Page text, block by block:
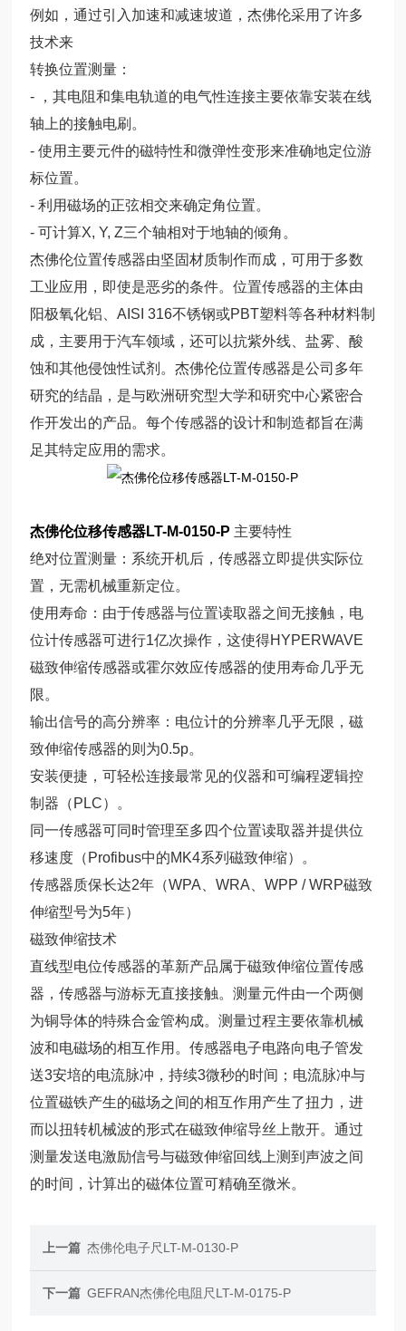
例如，通过引入加速和减速坡道，杰佛伦采用了许多
技术来
转换位置测量：
- ，其电阻和集电轨道的电气性连接主要依靠安装在线
轴上的接触电刷。
- 使用主要元件的磁特性和微弹性变形来准确地定位游
标位置。
- 利用磁场的正弦相交来确定角位置。
- 可计算X, Y, Z三个轴相对于地轴的倾角。
杰佛伦位置传感器由坚固材质制作而成，可用于多数
工业应用，即使是恶劣的条件。位置传感器的主体由
阳极氧化铝、AISI 316不锈钢或PBT塑料等各种材料制
成，主要用于汽车领域，还可以抗紫外线、盐雾、酸
蚀和其他侵蚀性试剂。杰佛伦位置传感器是公司多年
研究的结晶，是与欧洲研究型大学和研究中心紧密合
作开发出的产品。每个传感器的设计和制造都旨在满
足其特定应用的需求。
杰佛伦位移传感器LT-M-0150-P 主要特性
绝对位置测量：系统开机后，传感器立即提供实际位
置，无需机械重新定位。
使用寿命：由于传感器与位置读取器之间无接触，电
位计传感器可进行1亿次操作，这使得HYPERWAVE
磁致伸缩传感器或霍尔效应传感器的使用寿命几乎无
限。
输出信号的高分辨率：电位计的分辨率几乎无限，磁
致伸缩传感器的则为0.5p。
安装便捷，可轻松连接最常见的仪器和可编程逻辑控
制器（PLC）。
同一传感器可同时管理至多四个位置读取器并提供位
移速度（Profibus中的MK4系列磁致伸缩）。
传感器质保长达2年（WPA、WRA、WPP / WRP磁致
伸缩型号为5年）
磁致伸缩技术
直线型电位传感器的革新产品属于磁致伸缩位置传感
器，传感器与游标无直接接触。测量元件由一个两侧
为铜导体的特殊合金管构成。测量过程主要依靠机械
波和电磁场的相互作用。传感器电子电路向电子管发
送3安培的电流脉冲，持续3微秒的时间；电流脉冲与
位置磁铁产生的磁场之间的相互作用产生了扭力，进
而以扭转机械波的形式在磁致伸缩导丝上散开。通过
测量发送电激励信号与磁致伸缩回线上测到声波之间
的时间，计算出的磁体位置可精确至微米。
上一篇 杰佛伦电子尺LT-M-0130-P
下一篇 GEFRAN杰佛伦电阻尺LT-M-0175-P